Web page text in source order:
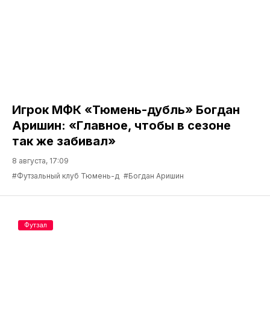
Игрок МФК «Тюмень-дубль» Богдан
Аришин: «Главное, чтобы в сезоне
так же забивал»
8 августа, 17:09
#Футзальный клуб Тюмень-д #Богдан Аришин
Футзал